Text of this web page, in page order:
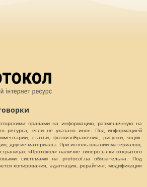
правами на информацию, размещенную на
ресурса, если не указано иное. Под информацией
статьи, фотоизображения, рисунки, ящик-
другие материалы. При использовании материалов,
«Протокол» наличие гиперссылки открытого
системами на protocol.ua обязательна. Под
копирования, адаптация, рерайтинг, модификация